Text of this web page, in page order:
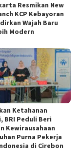
Resmikan New
KCP Kebayoran
Wajah Baru
Modern
Ketahanan
BRI Peduli Beri
Kewirausahaan
Purna Pekerja
di Cirebon